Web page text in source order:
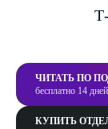
ЧИТАТЬ ПО
бесплатно 14
КУПИТЬ